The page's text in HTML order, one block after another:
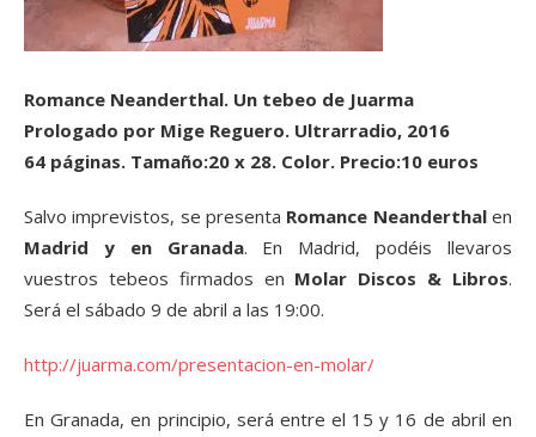
Romance Neanderthal. Un tebeo de Juarma
Prologado por Mige Reguero. Ultrarradio, 2016
64 páginas. Tamaño:20 x 28. Color. Precio:10 euros
Salvo imprevistos, se presenta Romance Neanderthalen
Madrid y en Granada. En Madrid, podéis llevaros
vuestros tebeos firmados en Molar Discos & Libros.
Será el sábado 9 de abril a las 19:00.
http://juarma.com/presentacion-en-molar/
En Granada, en principio, será entre el 15 y 16 de abril en